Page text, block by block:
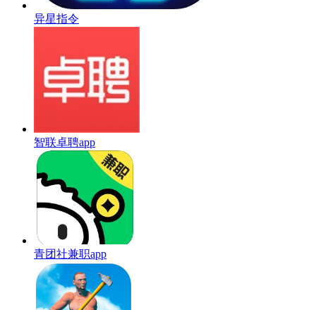
异星指令
智联卓聘app
青团社兼职app